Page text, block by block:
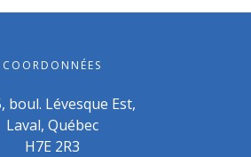
COORDONNÉES
boul. Lévesque Est,
Laval, Québec
H7E 2R3